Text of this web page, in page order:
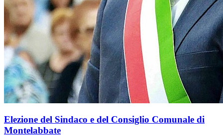
Elezione del Sindaco e del Consiglio Comunale di
Montelabbate